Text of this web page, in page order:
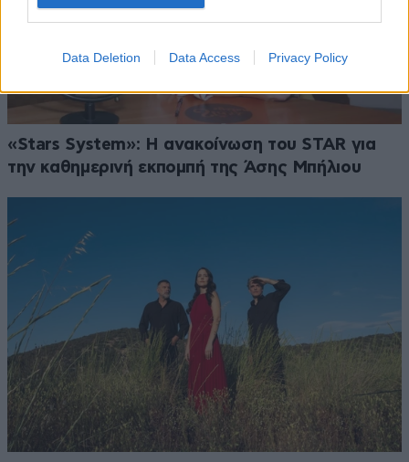
Data Deletion Data Access Privacy Policy
«Stars System»: Η ανακοίνωση του STAR για
την καθημερινή εκπομπή της Άσης Μπήλιου